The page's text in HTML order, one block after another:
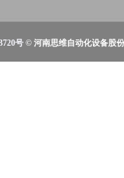
号 © 河南思维自动化设备股